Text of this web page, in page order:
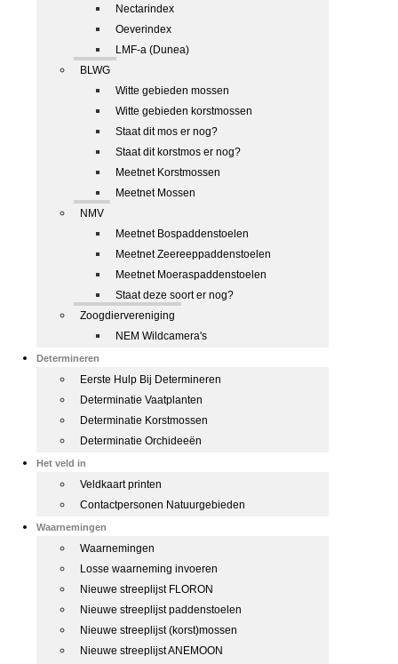
Nectarindex
Oeverindex
LMF-a (Dunea)
BLWG
Witte gebieden mossen
Witte gebieden korstmossen
Staat dit mos er nog?
Staat dit korstmos er nog?
Meetnet Korstmossen
Meetnet Mossen
NMV
Meetnet Bospaddenstoelen
Meetnet Zeereeppaddenstoelen
Meetnet Moeraspaddenstoelen
Staat deze soort er nog?
Zoogdiervereniging
NEM Wildcamera's
Determineren
Eerste Hulp Bij Determineren
Determinatie Vaatplanten
Determinatie Korstmossen
Determinatie Orchideeën
Het veld in
Veldkaart printen
Contactpersonen Natuurgebieden
Waarnemingen
Waarnemingen
Losse waarneming invoeren
Nieuwe streeplijst FLORON
Nieuwe streeplijst paddenstoelen
Nieuwe streeplijst (korst)mossen
Nieuwe streeplijst ANEMOON